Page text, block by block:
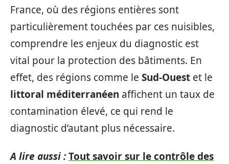
France, où des régions entières sont
particulièrement touchées par ces nuisibles,
comprendre les enjeux du diagnostic est
vital pour la protection des bâtiments. En
effet, des régions comme le Sud-Ouest et le
littoral méditerranéen affichent un taux de
contamination élevé, ce qui rend le
diagnostic d’autant plus nécessaire.
A lire aussi :Tout savoir sur le contrôle des